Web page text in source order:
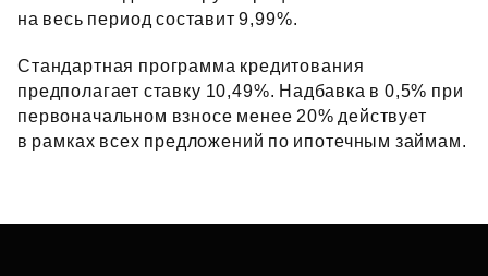
на весь период составит 9,99%.
Стандартная программа кредитования
предполагает ставку 10,49%. Надбавка в 0,5% при
первоначальном взносе менее 20% действует
в рамках всех предложений по ипотечным займам.